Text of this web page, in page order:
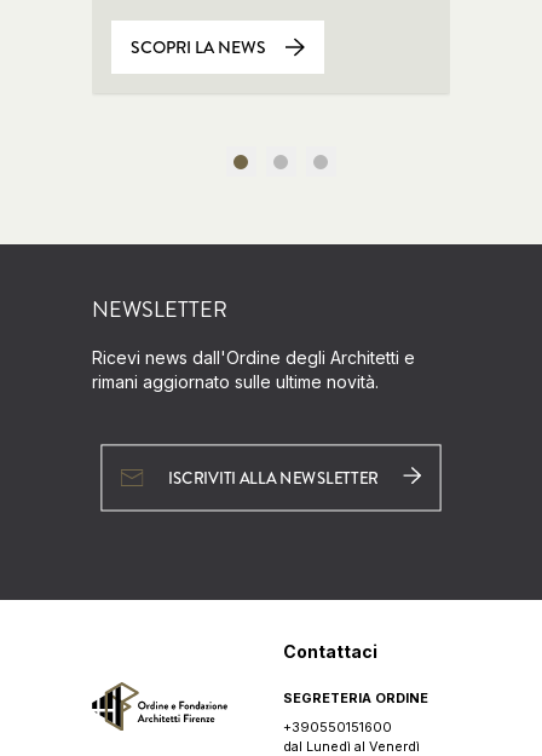
SCOPRI LA NEWS
NEWSLETTER
Ricevi news dall'Ordine degli Architetti e
rimani aggiornato sulle ultime novità.
ISCRIVITI ALLA NEWSLETTER
Contattaci
SEGRETERIA ORDINE
+390550151600
dal Lunedì al Venerdì